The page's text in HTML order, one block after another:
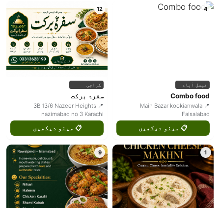
4
فیصل آباد
Combo food
📍 Main Bazar kookianwala
Faisalabad
📋 مینو دیکھیں
12
کراچی
سفرۂ برکت
📍 3B 13/6 Nazeer Heights
nazimabad no 3 Karachi
📋 مینو دیکھیں
1
9